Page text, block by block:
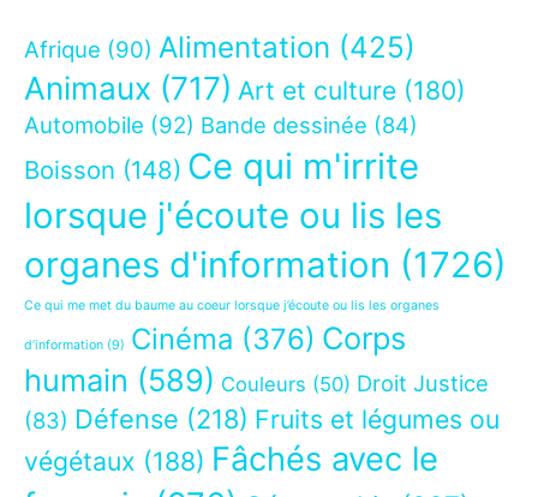
Afrique (90) Alimentation (425)
Animaux (717) Art et culture (180)
Automobile (92) Bande dessinée (84)
Boisson (148) Ce qui m'irrite
lorsque j'écoute ou lis les
organes d'information (1726)
Ce qui me met du baume au coeur lorsque j’écoute ou lis les organes
d’information (9) Cinéma (376) Corps
humain (589) Couleurs (50) Droit Justice
(83) Défense (218) Fruits et légumes ou
végétaux (188) Fâchés avec le